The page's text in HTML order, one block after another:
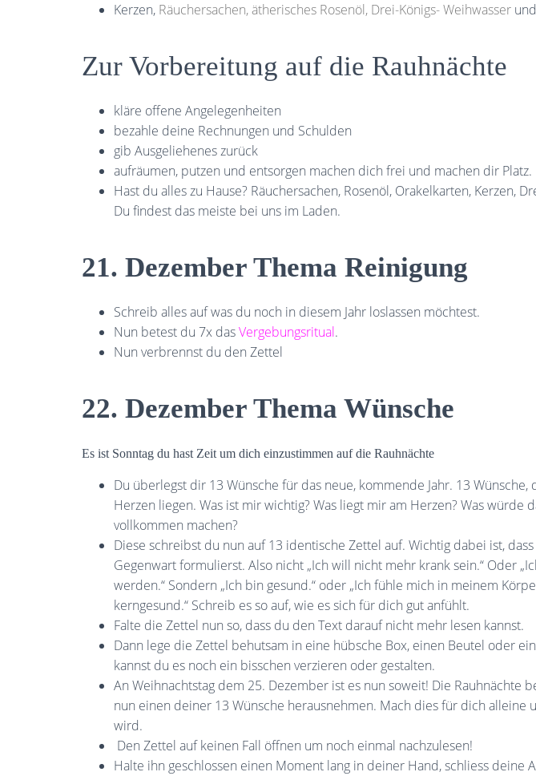
Kerzen, Räuchersachen, ätherisches Rosenöl, Drei-Königs- Weihwasser
Zur Vorbereitung auf die Rauhnächte
kläre offene Angelegenheiten
bezahle deine Rechnungen und Schulden
gib Ausgeliehenes zurück
aufräumen, putzen und entsorgen machen dich frei und machen dir Platz.
Hast du alles zu Hause? Räuchersachen, Rosenöl, Orakelkarten, Kerzen,
Du findest das meiste bei uns im Laden.
21. Dezember Thema Reinigung
Schreib alles auf was du noch in diesem Jahr loslassen möchtest.
Nun betest du 7x dasVergebungsritual.
Nun verbrennst du den Zettel
22. Dezember Thema Wünsche
Es ist Sonntag du hast Zeit um dich einzustimmen auf die Rauhnächte
Du überlegst dir 13 Wünsche für das neue, kommende Jahr. 13
Herzen liegen. Was ist mir wichtig? Was liegt mir am Herzen? Was würde
vollkommen machen?
Diese schreibst du nun auf 13 identische Zettel auf. Wichtig dabei ist,
Gegenwart formulierst. Also nicht „Ich will nicht mehr krank sein.“ Oder
werden.“ Sondern „Ich bin gesund.“ oder „Ich fühle mich in meinem
kerngesund.“ Schreib es so auf, wie es sich für dich gut anfühlt.
Falte die Zettel nun so, dass du den Text darauf nicht mehr lesen kannst.
Dann lege die Zettel behutsam in eine hübsche Box, einen Beutel oder
kannst du es noch ein bisschen verzieren oder gestalten.
An Weihnachtstag dem 25. Dezember ist es nun soweit! Die Rauhnächte
nun einen deiner 13 Wünsche herausnehmen. Mach dies für dich alleine
wird.
Den Zettel auf keinen Fall öffnen um noch einmal nachzulesen!
Halte ihn geschlossen einen Moment lang in deiner Hand, schliess deine